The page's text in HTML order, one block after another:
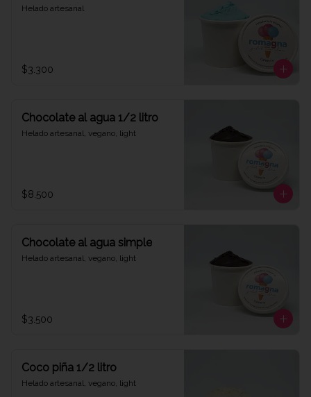
Helado artesanal
$3.300
Chocolate al agua 1/2 litro
Helado artesanal, vegano, light
$8.500
Chocolate al agua simple
Helado artesanal, vegano, light
$3.500
Coco piña 1/2 litro
Helado artesanal, vegano, light